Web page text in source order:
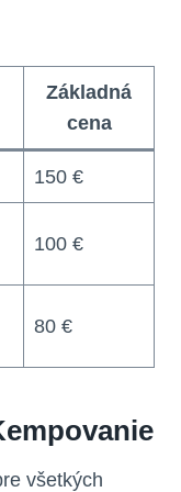
Základná
cena
150 €
100 €
80 €
všetkých‍